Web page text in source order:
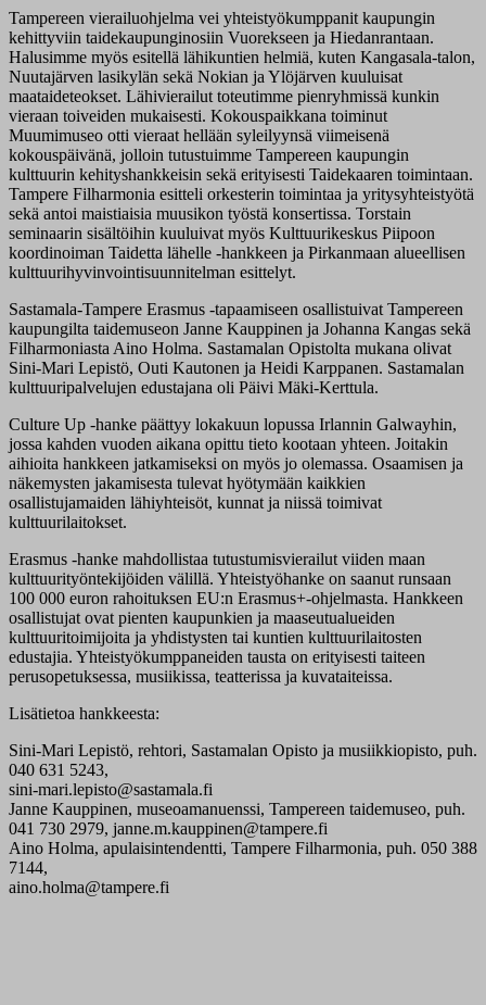
Tampereen vierailuohjelma vei yhteistyökumppanit kaupungin
kehittyviin taidekaupunginosiin Vuorekseen ja Hiedanrantaan.
Halusimme myös esitellä lähikuntien helmiä, kuten Kangasala-talon,
Nuutajärven lasikylän sekä Nokian ja Ylöjärven kuuluisat
maataideteokset. Lähivierailut toteutimme pienryhmissä kunkin
vieraan toiveiden mukaisesti. Kokouspaikkana toiminut
Muumimuseo otti vieraat hellään syleilyynsä viimeisenä
kokouspäivänä, jolloin tutustuimme Tampereen kaupungin
kulttuurin kehityshankkeisin sekä erityisesti Taidekaaren toimintaan.
Tampere Filharmonia esitteli orkesterin toimintaa ja yritysyhteistyötä
sekä antoi maistiaisia muusikon työstä konsertissa. Torstain
seminaarin sisältöihin kuuluivat myös Kulttuurikeskus Piipoon
koordinoiman Taidetta lähelle -hankkeen ja Pirkanmaan alueellisen
kulttuurihyvinvointisuunnitelman esittelyt.
Sastamala-Tampere Erasmus -tapaamiseen osallistuivat Tampereen
kaupungilta taidemuseon Janne Kauppinen ja Johanna Kangas sekä
Filharmoniasta Aino Holma. Sastamalan Opistolta mukana olivat
Sini-Mari Lepistö, Outi Kautonen ja Heidi Karppanen. Sastamalan
kulttuuripalvelujen edustajana oli Päivi Mäki-Kerttula.
Culture Up -hanke päättyy lokakuun lopussa Irlannin Galwayhin,
jossa kahden vuoden aikana opittu tieto kootaan yhteen. Joitakin
aihioita hankkeen jatkamiseksi on myös jo olemassa. Osaamisen ja
näkemysten jakamisesta tulevat hyötymään kaikkien
osallistujamaiden lähiyhteisöt, kunnat ja niissä toimivat
kulttuurilaitokset.
Erasmus -hanke mahdollistaa tutustumisvierailut viiden maan
kulttuurityöntekijöiden välillä. Yhteistyöhanke on saanut runsaan
100 000 euron rahoituksen EU:n Erasmus+-ohjelmasta. Hankkeen
osallistujat ovat pienten kaupunkien ja maaseutualueiden
kulttuuritoimijoita ja yhdistysten tai kuntien kulttuurilaitosten
edustajia. Yhteistyökumppaneiden tausta on erityisesti taiteen
perusopetuksessa, musiikissa, teatterissa ja kuvataiteissa.
Lisätietoa hankkeesta:
Sini-Mari Lepistö, rehtori, Sastamalan Opisto ja musiikkiopisto, puh.
040 631 5243,
sini-mari.lepisto@sastamala.fi
Janne Kauppinen, museoamanuenssi, Tampereen taidemuseo, puh.
041 730 2979, janne.m.kauppinen@tampere.fi
Aino Holma, apulaisintendentti, Tampere Filharmonia, puh. 050 388
7144,
aino.holma@tampere.fi